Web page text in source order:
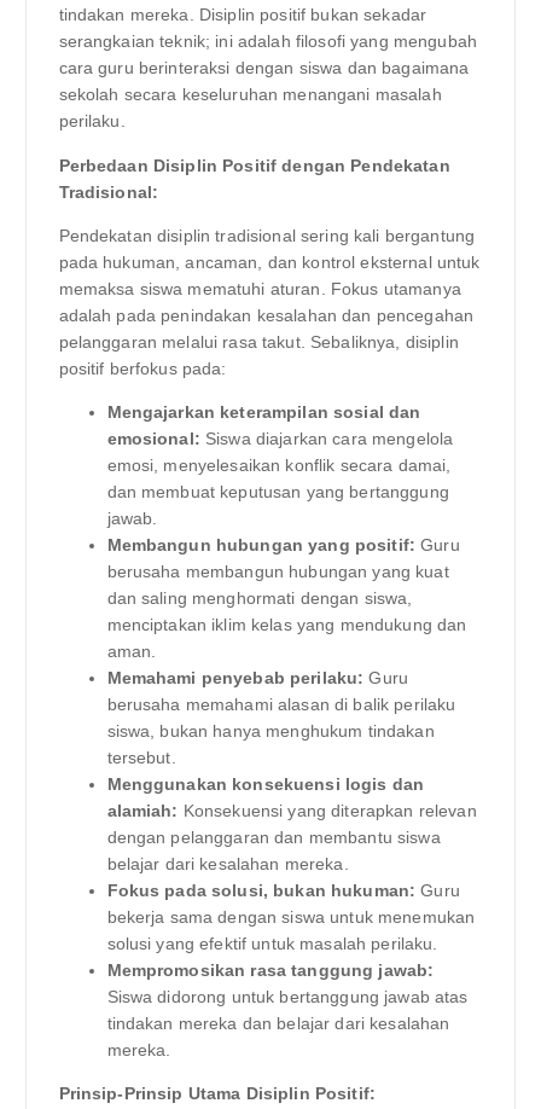
tindakan mereka. Disiplin positif bukan sekadar
serangkaian teknik; ini adalah filosofi yang mengubah
cara guru berinteraksi dengan siswa dan bagaimana
sekolah secara keseluruhan menangani masalah
perilaku.
Perbedaan Disiplin Positif dengan Pendekatan
Tradisional:
Pendekatan disiplin tradisional sering kali bergantung
pada hukuman, ancaman, dan kontrol eksternal untuk
memaksa siswa mematuhi aturan. Fokus utamanya
adalah pada penindakan kesalahan dan pencegahan
pelanggaran melalui rasa takut. Sebaliknya, disiplin
positif berfokus pada:
Mengajarkan keterampilan sosial dan
emosional: Siswa diajarkan cara mengelola
emosi, menyelesaikan konflik secara damai,
dan membuat keputusan yang bertanggung
jawab.
Membangun hubungan yang positif: Guru
berusaha membangun hubungan yang kuat
dan saling menghormati dengan siswa,
menciptakan iklim kelas yang mendukung dan
aman.
Memahami penyebab perilaku: Guru
berusaha memahami alasan di balik perilaku
siswa, bukan hanya menghukum tindakan
tersebut.
Menggunakan konsekuensi logis dan
alamiah: Konsekuensi yang diterapkan relevan
dengan pelanggaran dan membantu siswa
belajar dari kesalahan mereka.
Fokus pada solusi, bukan hukuman: Guru
bekerja sama dengan siswa untuk menemukan
solusi yang efektif untuk masalah perilaku.
Mempromosikan rasa tanggung jawab:
Siswa didorong untuk bertanggung jawab atas
tindakan mereka dan belajar dari kesalahan
mereka.
Prinsip-Prinsip Utama Disiplin Positif: